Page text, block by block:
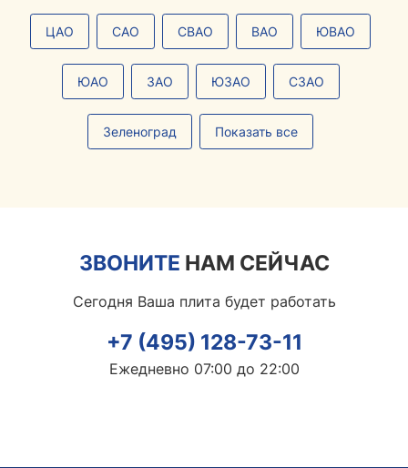
ЦАО САО СВАО ВАО ЮВАО
ЮАО ЗАО ЮЗАО СЗАО
Зеленоград Показать все
ЗВОНИТЕ НАМ СЕЙЧАС
Сегодня Ваша плита будет работать
+7 (495) 128-73-11
Ежедневно 07:00 до 22:00